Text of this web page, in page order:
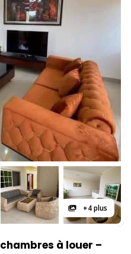
+4 plus
à louer –